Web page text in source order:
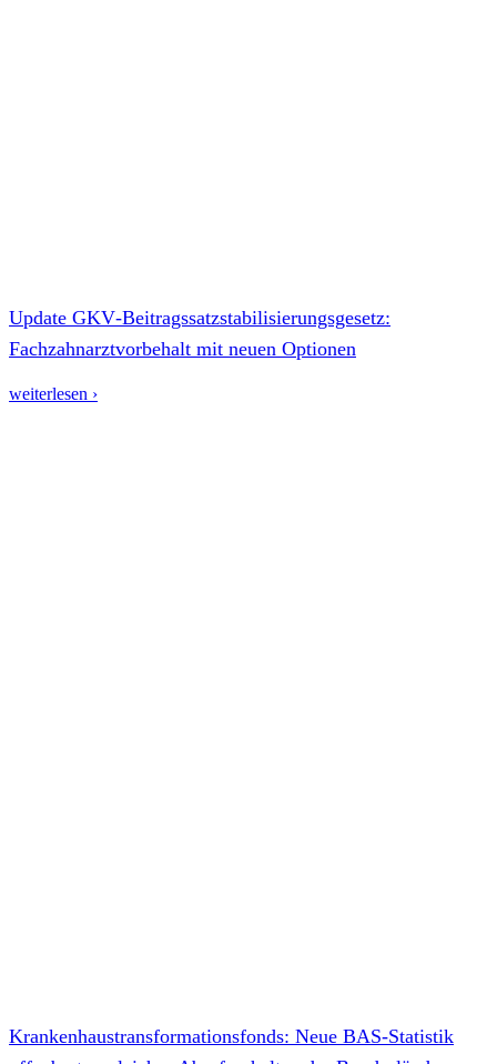
Update GKV‑Beitragssatzstabilisierungsgesetz:
Fachzahnarztvorbehalt mit neuen Optionen
weiterlesen ›
Krankenhaustransformationsfonds: Neue BAS-Statistik